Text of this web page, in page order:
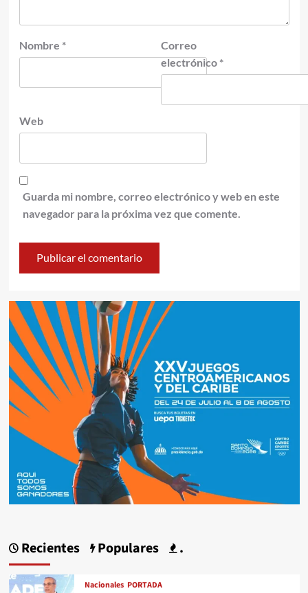
Nombre *
Correo
electrónico *
Web
Guarda mi nombre, correo electrónico y web en este
navegador para la próxima vez que comente.
Recientes Populares .
Nacionales PORTADA